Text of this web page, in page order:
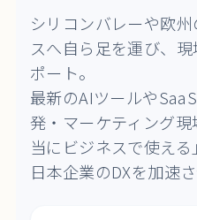
シリコンバレーや欧
スへ自ら足を運び、
ポート。
最新のAIツールや
発・マーケティング
当にビジネスで使える
日本企業のDXを加速さ